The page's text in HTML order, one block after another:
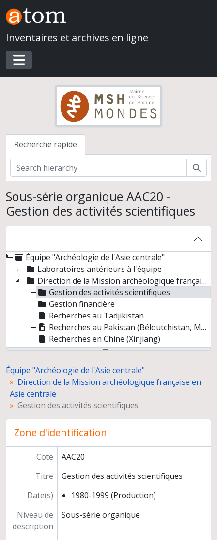
Skip to main content
Inventaires et archives en ligne
Toggle navigation
Recherche rapide
Sous-série organique AAC20 -
Gestion des activités scientifiques
Équipe "Archéologie de l'Asie centrale"
Laboratoires antérieurs à l'équipe
Direction de la Mission archéologique française en Asie centrale
Gestion des activités scientifiques
Gestion financière
Recherches au Tadjikistan
Recherches au Pakistan (Béloutchistan, Makran)
Recherches en Chine (Xinjiang)
Recherches en Sibérie
Recherches en Asie centrale soviétique et post-soviétique
Recherches en Ukraine
Recherches au Turkménistan
Collection de référence
Direction de l'équipe
Équipe "Archéologie de l'Asie centrale"
Direction de la Mission archéologique française en
Asie centrale
Gestion des activités scientifiques
Zone d'identification
Cote
AAC20
Titre
Gestion des activités scientifiques
Date(s)
1980-1999 (Production)
Niveau de
description
Sous-série organique